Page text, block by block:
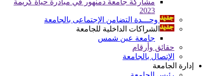
2023
وحـــدة التضامن الإجتماعى بالجامعة
الشراكات الداخلية للجامعة
جامعة عين شمس
حقائق وأرقام
الإتصال بالجامعة
إدارة الجامعة